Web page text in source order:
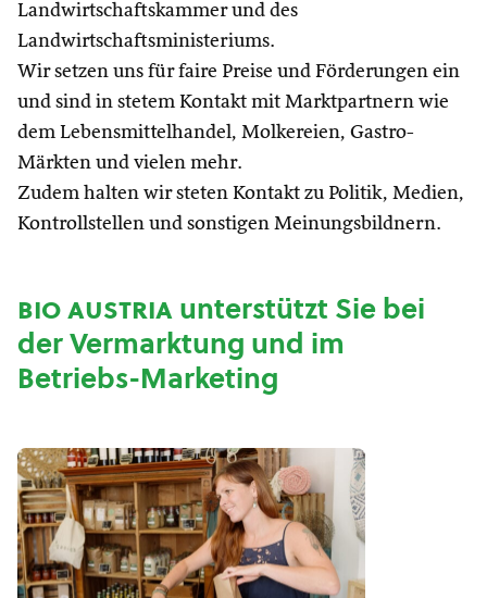
Landwirtschaftskammer und des
Landwirtschaftsministeriums.
Wir setzen uns für faire Preise und Förderungen ein
und sind in stetem Kontakt mit Marktpartnern wie
dem Lebensmittelhandel, Molkereien, Gastro-
Märkten und vielen mehr.
Zudem halten wir steten Kontakt zu Politik, Medien,
Kontrollstellen und sonstigen Meinungsbildnern.
bio austriaunterstützt Sie bei
der Vermarktung und im
Betriebs-Marketing